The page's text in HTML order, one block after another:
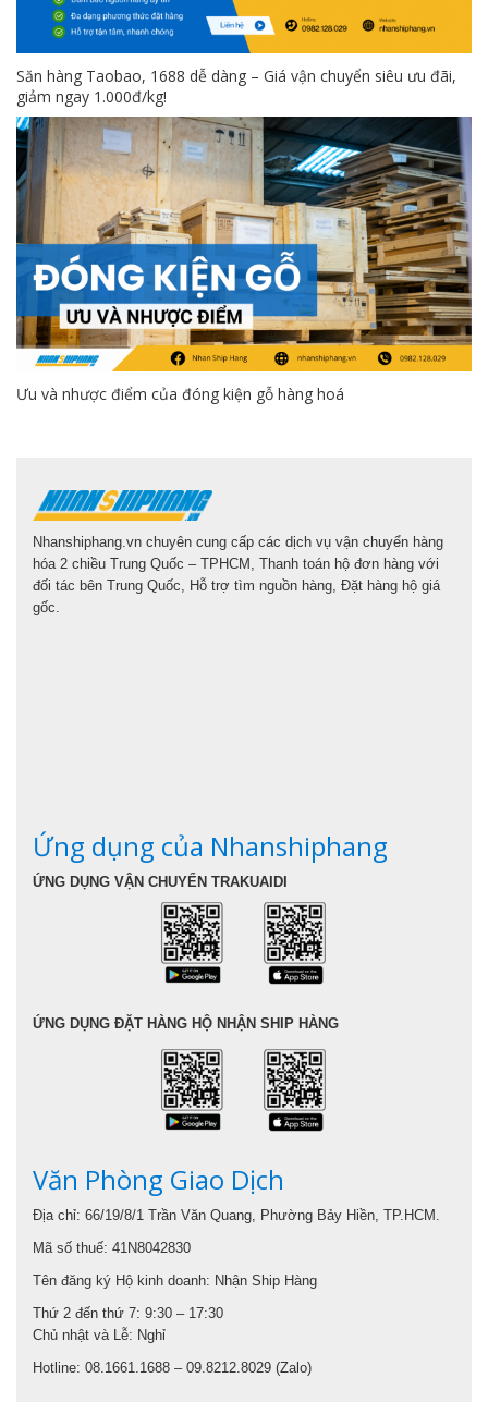
Săn hàng Taobao, 1688 dễ dàng – Giá vận chuyển siêu ưu đãi,
giảm ngay 1.000đ/kg!
Ưu và nhược điểm của đóng kiện gỗ hàng hoá
Nhanshiphang.vn chuyên cung cấp các dịch vụ vận chuyển hàng
hóa 2 chiều Trung Quốc – TPHCM, Thanh toán hộ đơn hàng với
đối tác bên Trung Quốc, Hỗ trợ tìm nguồn hàng, Đặt hàng hộ giá
gốc.
Ứng dụng của Nhanshiphang
ỨNG DỤNG VẬN CHUYỂN TRAKUAIDI
ỨNG DỤNG ĐẶT HÀNG HỘ NHẬN SHIP HÀNG
Văn Phòng Giao Dịch
Địa chỉ: 66/19/8/1 Trần Văn Quang, Phường Bảy Hiền, TP.HCM.
Mã số thuế: 41N8042830
Tên đăng ký Hộ kinh doanh: Nhận Ship Hàng
Thứ 2 đến thứ 7: 9:30 – 17:30
Chủ nhật và Lễ: Nghỉ
Hotline: 08.1661.1688 – 09.8212.8029 (Zalo)